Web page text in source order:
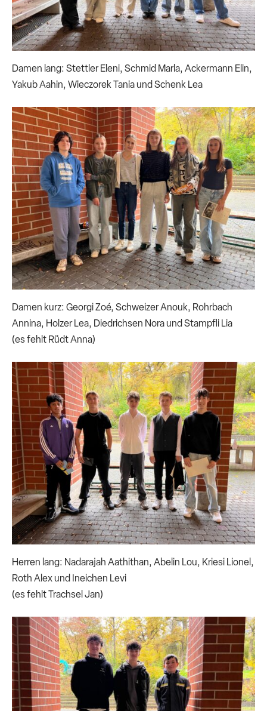
Damen lang: Stettler Eleni, Schmid Marla, Ackermann Elin,
Yakub Aahin, Wieczorek Tania und Schenk Lea
Damen kurz: Georgi Zoé, Schweizer Anouk, Rohrbach
Annina, Holzer Lea, Diedrichsen Nora und Stampfli Lia
(es fehlt Rüdt Anna)
Herren lang: Nadarajah Aathithan, Abelin Lou, Kriesi Lionel,
Roth Alex und Ineichen Levi
(es fehlt Trachsel Jan)